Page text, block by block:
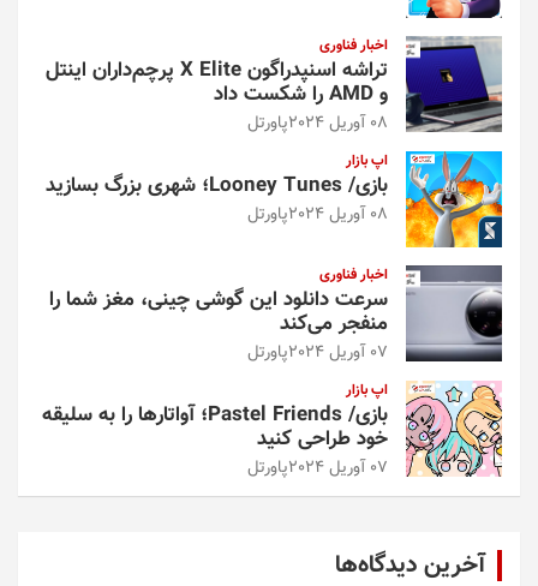
اخبار فناوری
تراشه اسنپدراگون X Elite پرچم‌داران اینتل
و AMD را شکست داد
08 آوریل 2024 پاورتل
اپ بازار
بازی/ Looney Tunes؛ شهری بزرگ بسازید
08 آوریل 2024 پاورتل
اخبار فناوری
سرعت دانلود این گوشی چینی، مغز شما را
منفجر می‌کند
07 آوریل 2024 پاورتل
اپ بازار
بازی/ Pastel Friends؛ آواتارها را به سلیقه
خود طراحی کنید
07 آوریل 2024 پاورتل
آخرین دیدگاه‌ها